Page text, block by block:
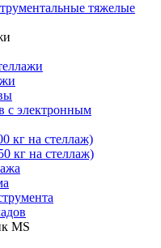
тяжелые
с электронным
кг на стеллаж)
кг на стеллаж)
MS